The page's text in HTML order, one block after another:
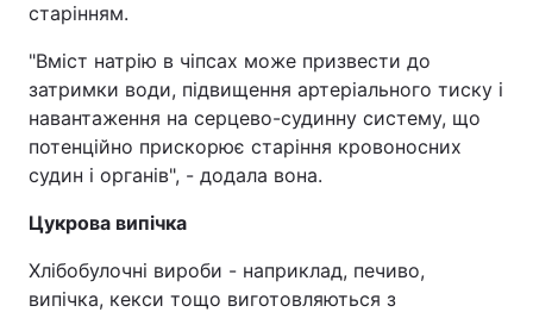
старінням.
"Вміст натрію в чіпсах може призвести до
затримки води, підвищення артеріального тиску і
навантаження на серцево-судинну систему, що
потенційно прискорює старіння кровоносних
судин і органів", - додала вона.
Цукрова випічка
Хлібобулочні вироби - наприклад, печиво,
випічка, кекси тощо виготовляються з